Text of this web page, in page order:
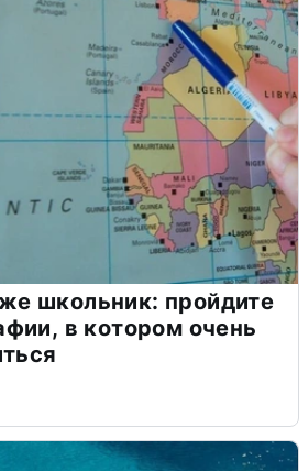
школьник: пройдите
в котором очень